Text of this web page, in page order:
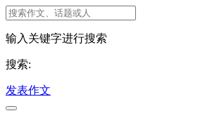
输入关键字进行搜索
搜索:
发表作文